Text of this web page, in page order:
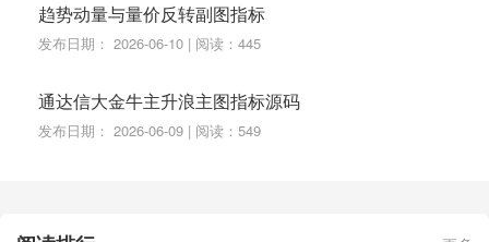
趋势动量与量价反转副图指标
发布日期： 2026-06-10 | 阅读：445
通达信大金牛主升浪主图指标源码
发布日期： 2026-06-09 | 阅读：549